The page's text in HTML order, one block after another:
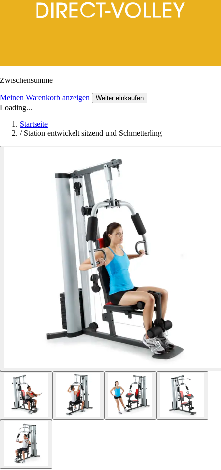
Zwischensumme
Meinen Warenkorb anzeigen Weiter einkaufen
Loading...
Startseite
/ Station entwickelt sitzend und Schmetterling